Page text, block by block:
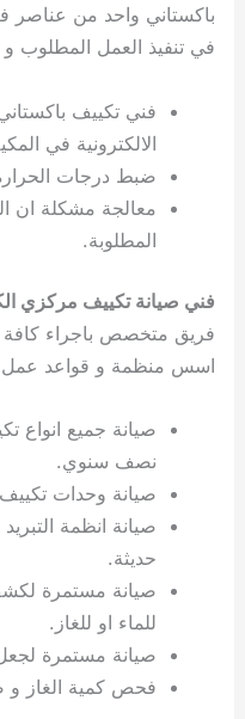
باكستاني واحد من عناصر
في تنفيذ العمل المطلوب
فني تكييف
الالكترونية في
ضبط درجات
معالجة مشكلة ان
المطلوبة.
فني صيانة تكييف مركزي
فريق متخصص باجراء كافة
اسس منظمة و قواعد عمل
صيانة جميع انواع
نصف سنوي.
صيانة وحدات
صيانة انظمة
حديثة.
صيانة مستمرة
للماء او للغاز.
صيانة مستمرة
فحص كمية الغاز و